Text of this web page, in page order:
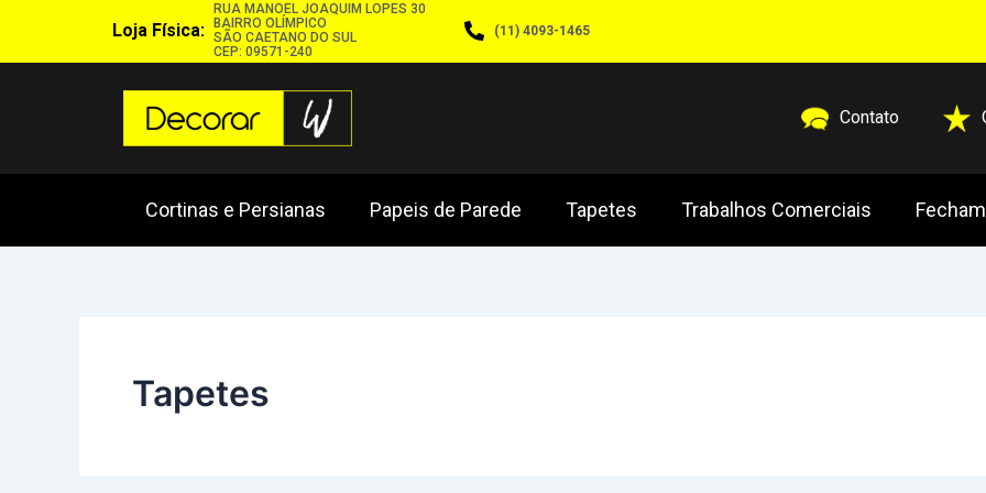
Loja Física:
RUA MANOEL JOAQUIM LOPES 30
BAIRRO OLÍMPICO
SÃO CAETANO DO SUL
CEP: 09571-240
(11) 4093-1465
Contato
Cortinas e Persianas Papeis de Parede Tapetes Trabalhos Comerciais
Tapetes